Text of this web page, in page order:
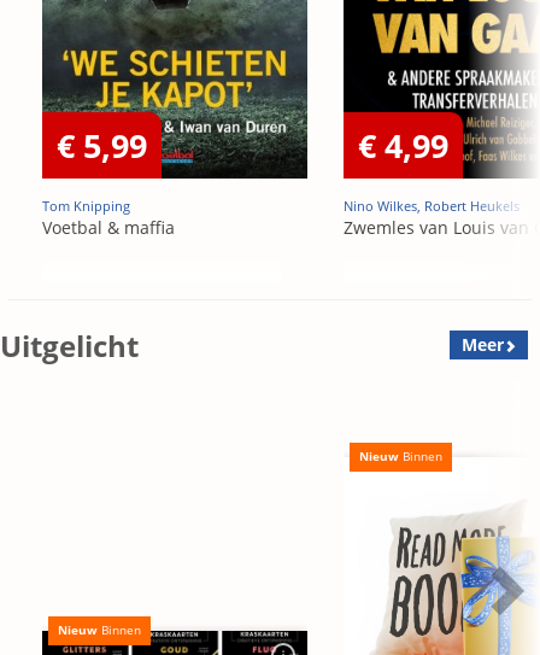
€ 5,99
Tom Knipping
Voetbal & maffia
€ 4,99
Nino Wilkes, Robert Heukels
Zwemles van Louis van
Uitgelicht Meer
Nieuw Binnen
Nieuw Binnen